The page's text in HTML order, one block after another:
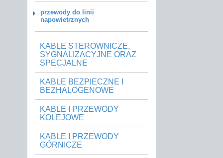
przewody do linii
napowietrznych
KABLE STEROWNICZE,
SYGNALIZACYJNE ORAZ
SPECJALNE
KABLE BEZPIECZNE I
BEZHALOGENOWE
KABLE I PRZEWODY
KOLEJOWE
KABLE I PRZEWODY
GÓRNICZE